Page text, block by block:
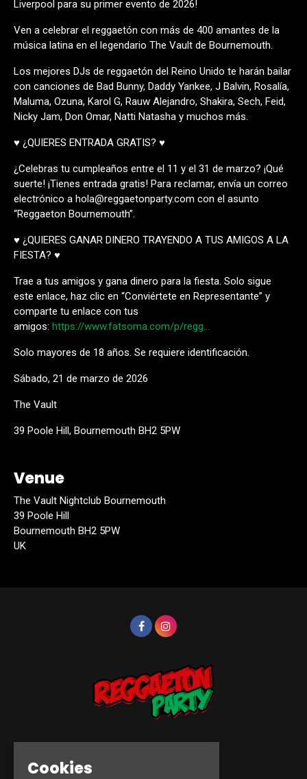
Liverpool para su primer evento de 2026!
Ven a celebrar el reggaetón con más de 400 amantes de la
música latina en el legendario The Vault de Bournemouth.
Los mejores DJs de reggaetón del Reino Unido te harán bailar
con canciones de Bad Bunny, Daddy Yankee, J Balvin, Rosalía,
Maluma, Ozuna, Karol G, Rauw Alejandro, Shakira, Sech, Feid,
Nicky Jam, Don Omar, Natti Natasha y muchos más.
♥ ¿QUIERES ENTRADA GRATIS? ♥
¿Celebras tu cumpleaños entre el 11 y el 31 de marzo? ¡Qué
suerte! ¡Tienes entrada gratis! Para reclamar, envía un correo
electrónico a hola@reggaetonparty.com con el asunto
“Reggaeton Bournemouth”.
♥ ¿QUIERES GANAR DINERO TRAYENDO A TUS AMIGOS A LA
FIESTA? ♥
Trae a tus amigos y gana dinero para la fiesta. Solo sigue
este enlace, haz clic en “Conviértete en Representante” y
comparte tu enlace con tus
amigos: https://www.fatsoma.com/p/regg…
Solo mayores de 18 años. Se requiere identificación.
Sábado, 21 de marzo de 2026
The Vault
39 Poole Hill, Bournemouth BH2 5PW
Venue
The Vault Nightclub Bournemouth
39 Poole Hill
Bournemouth BH2 5PW
UK
Cookies